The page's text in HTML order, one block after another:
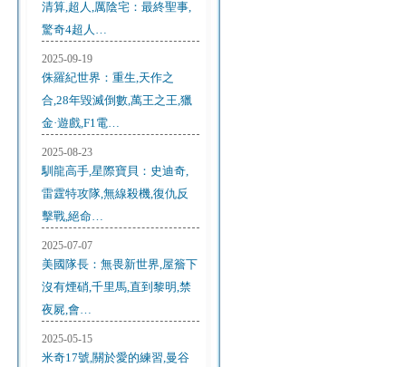
清算,超人,厲陰宅：最終聖事,
驚奇4超人…
2025-09-19
侏羅紀世界：重生,天作之
合,28年毀滅倒數,萬王之王,獵
金·遊戲,F1電…
2025-08-23
馴龍高手,星際寶貝：史迪奇,
雷霆特攻隊,無線殺機,復仇反
擊戰,絕命…
2025-07-07
美國隊長：無畏新世界,屋簷下
沒有煙硝,千里馬,直到黎明,禁
夜屍,會…
2025-05-15
米奇17號,關於愛的練習,曼谷